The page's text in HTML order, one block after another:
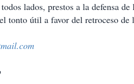
lados, prestos a la defensa
tonto útil a favor del retroceso de